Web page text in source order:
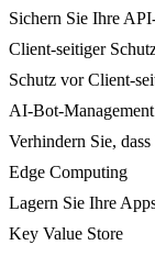
Sichern Sie Ihre
Client-seitiger
Schutz vor Client-
AI-Bot-Management
Verhindern Sie,
Edge Computing
Lagern Sie Ihre
Key Value Store